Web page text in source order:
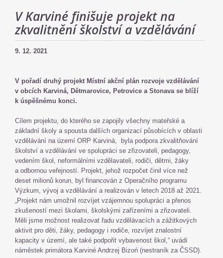
V Karviné finišuje projekt na
zkvalitnění školství a vzdělávání
9. 12. 2021
V pořadí druhý projekt Místní akční plán rozvoje vzdělávání
v obcích Karviná, Dětmarovice, Petrovice a Stonava se blíží
k úspěšnému konci.
Cílem projektu, do kterého se zapojily všechny mateřské a
základní školy a spousta dalších organizací působících v oblasti
vzdělávání na území ORP Karviná, byla podpora zkvalitňování
školství a vzdělávání ve spolupráci se zřizovateli, pedagogy,
vedením škol, neformálními vzdělavateli, rodiči, dětmi, žáky
a odbornou veřejností. Projekt, jehož rozpočet činil více než
deset milionů korun, byl financován z Operačního programu
Výzkum, vývoj a vzdělávání a realizován v letech 2018 až 2021.
„Projekt nám umožnil rozvíjet vzájemnou spolupráci a přenos
zkušeností mezi školami, školskými zařízeními a zřizovateli.
Měli jsme možnost realizovat řadu vzdělávacích a zážitkových
aktivit pro děti, žáky, pedagogy i rodiče, rozvíjet znalostní
kapacity v území, ale také podpořit vybavenost škol,“ uvádí
náměstek primátora Karviné Andrzej Bizoń (nestraník za ČSSD).